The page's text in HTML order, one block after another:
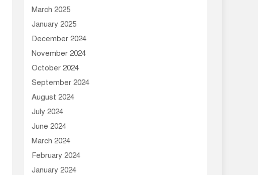
March 2025
January 2025
December 2024
November 2024
October 2024
September 2024
August 2024
July 2024
June 2024
March 2024
February 2024
January 2024